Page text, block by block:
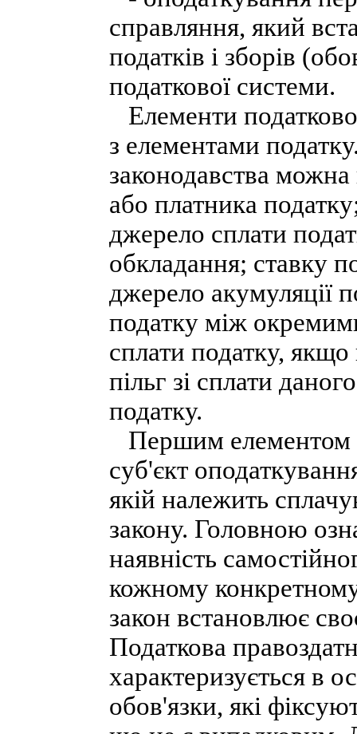
справляння, який
податків і зборів
податкової системи.
Елементи
з елементами
законодавства
або платника
джерело сплати
обкладання; ставку
джерело акумуляції
податку між
сплати податку, якщо
пільг зі сплати
податку.
Першим елементом
суб'єкт
якій належить
закону. Головною
наявність
кожному
закон встановлює
Податкова
характеризується в
обов'язки, які